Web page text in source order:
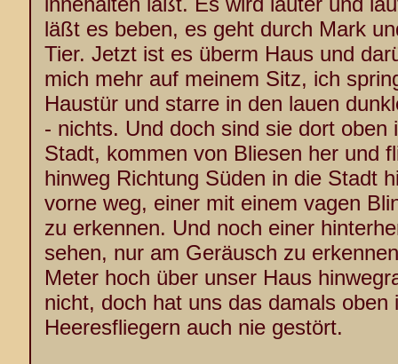
läßt es beben, es geht durch Mark
Tier. Jetzt ist es überm Haus und
mich mehr auf meinem Sitz, ich
Haustür und starre in den lauen
- nichts. Und doch sind sie dort oben
Stadt, kommen von Bliesen her und
hinweg Richtung Süden in die Stadt
vorne weg, einer mit einem vagen
zu erkennen. Und noch einer
sehen, nur am Geräusch zu
Meter hoch über unser Haus
nicht, doch hat uns das damals oben
Heeresfliegern auch nie gestört.